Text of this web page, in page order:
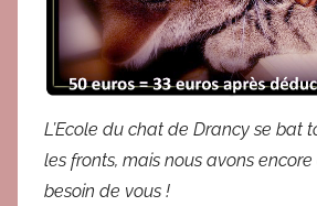
L’Ecole du chat de Drancy se bat
les fronts, mais nous avons
besoin de vous !